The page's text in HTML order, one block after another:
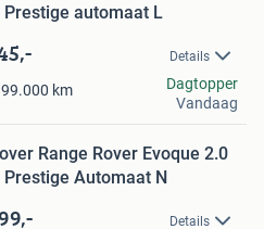
Prestige automaat L
Details
km
Dagtopper
Vandaag
Range Rover Evoque 2.0
Prestige Automaat N
Details